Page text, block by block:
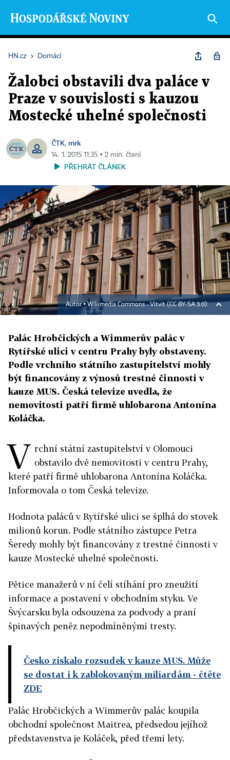
HN.cz › Domácí
Žalobci obstavili dva paláce v
Praze v souvislosti s kauzou
Mostecké uhelné společnosti
ČTK, mrk
14. 1. 2015 11:35 ▪ 2 min. čtení
PŘEHRÁT ČLÁNEK
Autor ▪ Wikimedia Commons - Vitvit (CC BY-SA 3.0)
Palác Hrobčických a Wimmerův palác v
Rytířské ulici v centru Prahy byly obstaveny.
Podle vrchního státního zastupitelství mohly
být financovány z výnosů trestné činnosti v
kauze MUS. Česká televize uvedla, že
nemovitosti patří firmě uhlobarona Antonína
Koláčka.
V rchní státní zastupitelství v Olomouci
obstavilo dvě nemovitosti v centru Prahy,
které patří firmě uhlobarona Antonína Koláčka.
Informovala o tom Česká televize.
Hodnota paláců v Rytířské ulici se šplhá do stovek
milionů korun. Podle státního zástupce Petra
Šeredy mohly být financovány z trestné činnosti v
kauze Mostecké uhelné společnosti.
Pětice manažerů v ní čelí stíhání pro zneužití
informace a postavení v obchodním styku. Ve
Švýcarsku byla odsouzena za podvody a praní
špinavých peněz nepodmíněnými tresty.
Česko získalo rozsudek v kauze MUS. Může
se dostat i k zablokovaným miliardám - čtěte
ZDE
Palác Hrobčických a Wimmerův palác koupila
obchodní společnost Maitrea, předsedou jejíhož
představenstva je Koláček, před třemi lety.